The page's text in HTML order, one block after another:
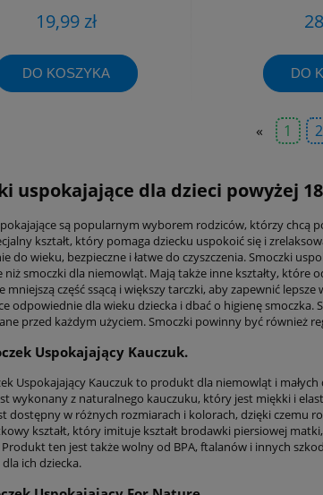
19,99 zł
DO KOSZYKA DO
« 1 2
uspokajające dla dzieci powyżej
są popularnym wyborem rodziców, którzy chcą
kształt, który pomaga dziecku uspokoić się i
do wieku, bezpieczne i łatwe do czyszczenia. Smoczki
niż smoczki dla niemowląt. Mają także inne kształty,
mniejszą część ssącą i większy tarczki, aby zapewnić
odpowiednie dla wieku dziecka i dbać o higienę smoczka.
przed każdym użyciem. Smoczki powinny być również
Uspokajający Kauczuk.
Uspokajający Kauczuk to produkt dla niemowląt i
wykonany z naturalnego kauczuku, który jest miękki i
dostępny w różnych rozmiarach i kolorach, dzięki czemu
kształt, który imituje kształt brodawki piersiowej
ten jest także wolny od BPA, ftalanów i innych
ich dziecka.